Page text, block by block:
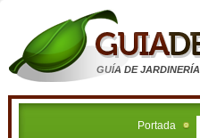
GUÍA DE JARDINERÍA
Portada